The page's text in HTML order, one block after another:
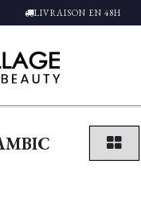
LIVRAISON EN 48H